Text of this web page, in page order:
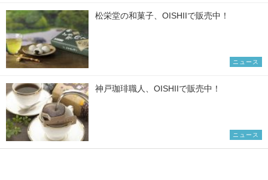
松栄堂の和菓子、OISHIIで販売中！
ニュース
神戸珈琲職人、OISHIIで販売中！
ニュース